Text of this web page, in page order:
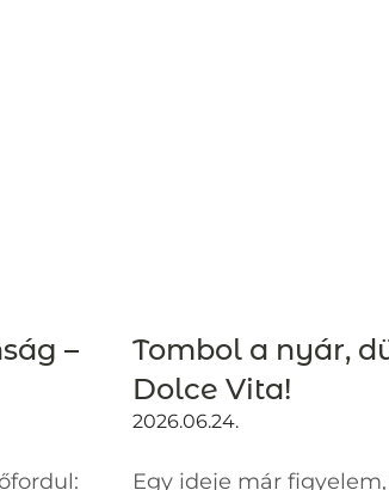
–
Tombol a nyár,
Dolce Vita!
2026.06.24.
Egy ideje már